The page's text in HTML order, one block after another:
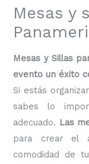
Mesas y
Mesas y Sillas
evento un éxito
Si estás
sabes lo
adecuado. Las
para crear el
comodidad de